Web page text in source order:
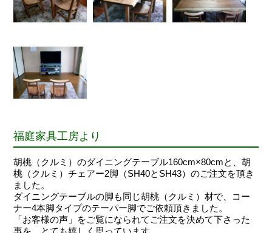
福庭家具工房より
胡桃（クルミ）のダイニングテーブル160cm×80cmと、胡
桃（クルミ）チェアー2脚（SH40とSH43）のご注文を頂き
ました。
ダイニングテーブルの脚も同じ胡桃（クルミ）材で、コー
ナー4本脚タイプのテーパー脚でご依頼頂きました。
「お客様の声」をご覧になられてご注文を決めて下さった
事を、とても嬉しく思っています。